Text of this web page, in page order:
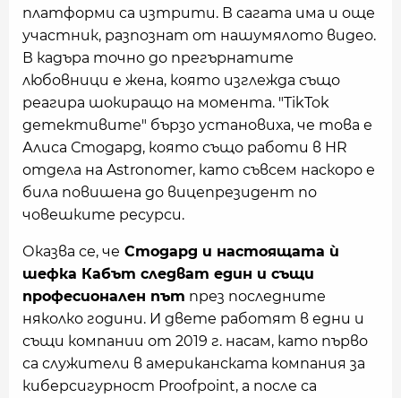
платформи са изтрити. В сагата има и още
участник, разпознат от нашумялото видео.
В кадъра точно до прегърнатите
любовници е жена, която изглежда също
реагира шокиращо на момента. "TikTok
детективите" бързо установиха, че това е
Алиса Стодард, която също работи в HR
отдела на Astronomer, като съвсем наскоро е
била повишена до вицепрезидент по
човешките ресурси.
Оказва се, че Стодард и настоящата ѝ
шефка Кабът следват един и същи
професионален път през последните
няколко години. И двете работят в едни и
същи компании от 2019 г. насам, като първо
са служители в американската компания за
киберсигурност Proofpoint, а после са